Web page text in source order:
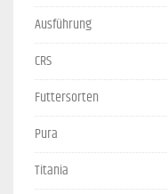
Ausführung
CRS
Futtersorten
Pura
Titania